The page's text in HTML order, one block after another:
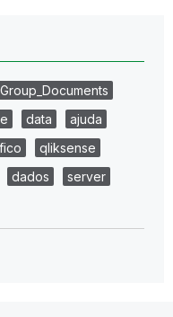
Group_Documents
data
ajuda
qliksense
dados
server